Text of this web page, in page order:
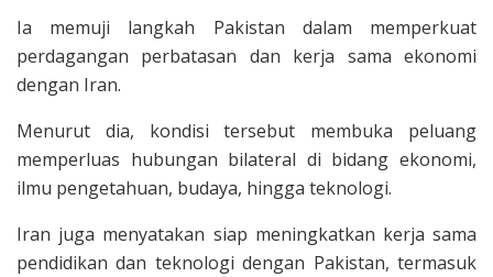
Ia memuji langkah Pakistan dalam memperkuat
perdagangan perbatasan dan kerja sama ekonomi
dengan Iran.
Menurut dia, kondisi tersebut membuka peluang
memperluas hubungan bilateral di bidang ekonomi,
ilmu pengetahuan, budaya, hingga teknologi.
Iran juga menyatakan siap meningkatkan kerja sama
pendidikan dan teknologi dengan Pakistan, termasuk